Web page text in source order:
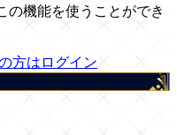
の機能を使うことができ
方はログイン